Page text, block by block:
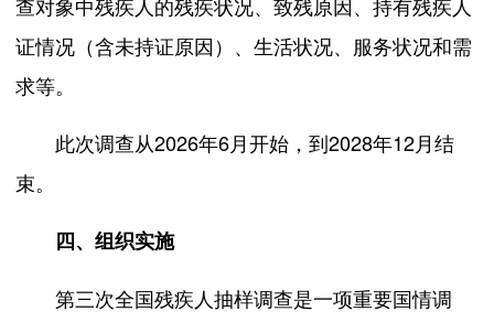
查对象中残疾人的残疾状况、致残原因、持有残疾人
证情况（含未持证原因）、生活状况、服务状况和需
求等。
此次调查从2026年6月开始，到2028年12月结
束。
四、组织实施
第三次全国残疾人抽样调查是一项重要国情调